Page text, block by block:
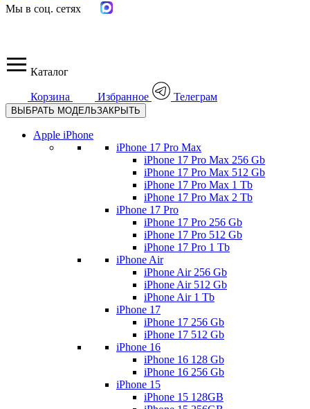
Мы в соц. сетях
Каталог
Корзина Избранное Телеграм
ВЫБРАТЬ МОДЕЛЬЗАКРЫТЬ
Apple iPhone
iPhone 17 Pro Max
iPhone 17 Pro Max 256 Gb
iPhone 17 Pro Max 512 Gb
iPhone 17 Pro Max 1 Tb
iPhone 17 Pro Max 2 Tb
iPhone 17 Pro
iPhone 17 Pro 256 Gb
iPhone 17 Pro 512 Gb
iPhone 17 Pro 1 Tb
iPhone Air
iPhone Air 256 Gb
iPhone Air 512 Gb
iPhone Air 1 Tb
iPhone 17
iPhone 17 256 Gb
iPhone 17 512 Gb
iPhone 16
iPhone 16 128 Gb
iPhone 16 256 Gb
iPhone 15
iPhone 15 128GB